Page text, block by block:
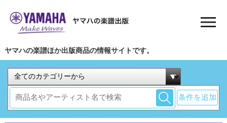
ヤマハの楽譜ほか出版商品の情報サイトです。
条件を追加